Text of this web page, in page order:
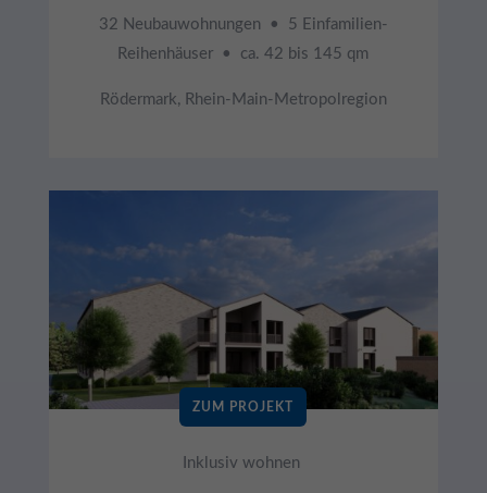
32 Neubauwohnungen • 5 Einfamilien-
Reihenhäuser • ca. 42 bis 145 qm
Rödermark, Rhein-Main-Metropolregion
ZUM PROJEKT
Inklusiv wohnen